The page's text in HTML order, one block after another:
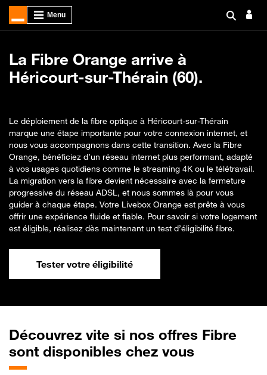
La Fibre Orange arrive à
Héricourt-sur-Thérain (60).
Le déploiement de la fibre optique à Héricourt-sur-Thérain
marque une étape importante pour votre connexion internet, et
nous vous accompagnons dans cette transition. Avec la Fibre
Orange, bénéficiez d’un réseau internet plus performant, adapté
à vos usages quotidiens comme le streaming 4K ou le télétravail.
La migration vers la fibre devient nécessaire avec la fermeture
progressive du réseau ADSL, et nous sommes là pour vous
guider à chaque étape. Votre Livebox Orange est prête à vous
offrir une expérience fluide et fiable. Pour savoir si votre logement
est éligible, réalisez dès maintenant un test d’éligibilité fibre.
Tester votre éligibilité
Découvrez vite si nos offres Fibre
sont disponibles chez vous